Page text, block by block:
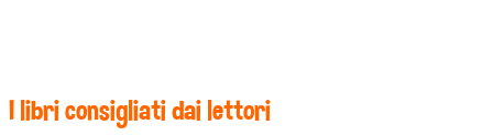
I libri consigliati dai lettori